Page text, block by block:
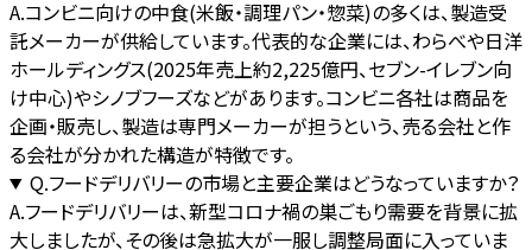
A.コンビニ向けの中食(米飯・調理パン・惣菜)の多くは、製造受
託メーカーが供給しています。代表的な企業には、わらべや日洋
ホールディングス(2025年売上約2,225億円、セブン-イレブン向
け中心)やシノブフーズなどがあります。コンビニ各社は商品を
企画・販売し、製造は専門メーカーが担うという、売る会社と作
る会社が分かれた構造が特徴です。
Q.フードデリバリーの市場と主要企業はどうなっていますか？
A.フードデリバリーは、新型コロナ禍の巣ごもり需要を背景に拡
大しましたが、その後は急拡大が一服し調整局面に入っていま